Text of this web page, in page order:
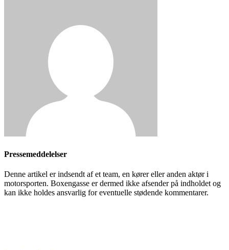
Pressemeddelelser
Denne artikel er indsendt af et team, en kører eller anden aktør i
motorsporten. Boxengasse er dermed ikke afsender på indholdet og
kan ikke holdes ansvarlig for eventuelle stødende kommentarer.